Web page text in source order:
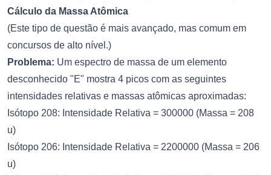
Cálculo da Massa Atômica
(Este tipo de questão é mais avançado, mas comum em
concursos de alto nível.)
Problema: Um espectro de massa de um elemento
desconhecido "E" mostra 4 picos com as seguintes
intensidades relativas e massas atômicas aproximadas:
Isótopo 208: Intensidade Relativa = 300000 (Massa = 208
u)
Isótopo 206: Intensidade Relativa = 2200000 (Massa = 206
u)